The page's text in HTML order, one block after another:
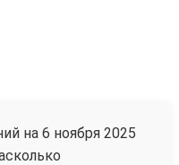
на 6 ноября 2025